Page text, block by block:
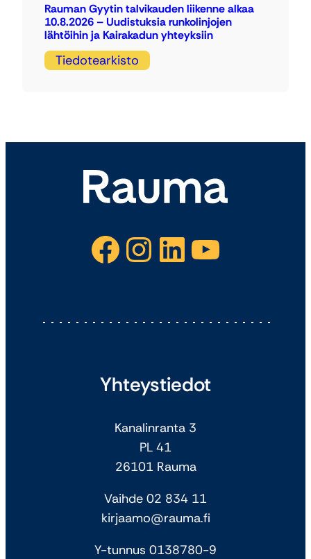
Rauman Gyytin talvikauden liikenne alkaa
10.8.2026 – Uudistuksia runkolinjojen
lähtöihin ja Kairakadun yhteyksiin
Tiedotearkisto
Facebook Instagram LinkedIn YouTube
Yhteystiedot
Kanalinranta 3
PL 41
26101 Rauma
Vaihde 02 834 11
kirjaamo@rauma.fi
Y-tunnus 0138780-9